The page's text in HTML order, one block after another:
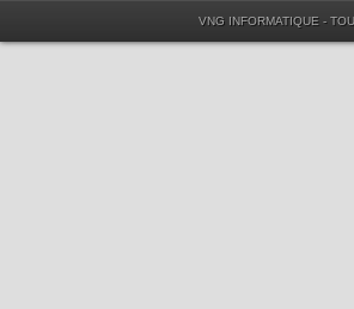
VNG INFORMATIQUE -